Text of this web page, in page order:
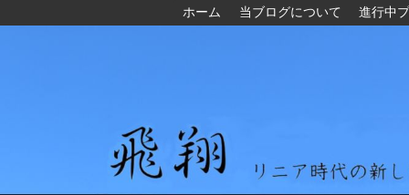
ホーム 当ブログについて 進行中